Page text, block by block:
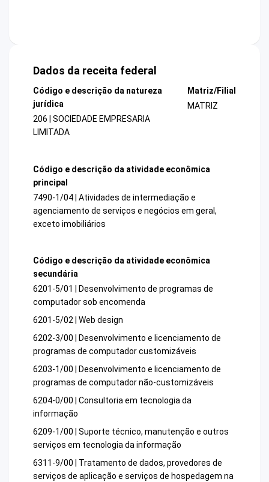
Dados da receita federal
Código e descrição da natureza
jurídica
206 | SOCIEDADE EMPRESARIA
LIMITADA
Matriz/Filial
MATRIZ
Código e descrição da atividade econômica
principal
7490-1/04 | Atividades de intermediação e
agenciamento de serviços e negócios em geral,
exceto imobiliários
Código e descrição da atividade econômica
secundária
6201-5/01 | Desenvolvimento de programas de
computador sob encomenda
6201-5/02 | Web design
6202-3/00 | Desenvolvimento e licenciamento de
programas de computador customizáveis
6203-1/00 | Desenvolvimento e licenciamento de
programas de computador não-customizáveis
6204-0/00 | Consultoria em tecnologia da
informação
6209-1/00 | Suporte técnico, manutenção e outros
serviços em tecnologia da informação
6311-9/00 | Tratamento de dados, provedores de
serviços de aplicação e serviços de hospedagem na